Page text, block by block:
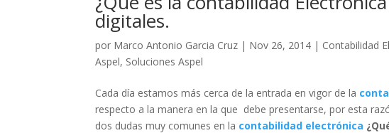
digitales.
por Marco Antonio Garcia Cruz | Nov 26, 2014 | Contabilidad
Aspel, Soluciones Aspel
Cada día estamos más cerca de la entrada en vigor de la
respecto a la manera en la que debe presentarse, por esta
dos dudas muy comunes en la contabilidad electrónica